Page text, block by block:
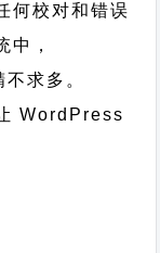
何校对和错误
中，
不求多。
WordPress